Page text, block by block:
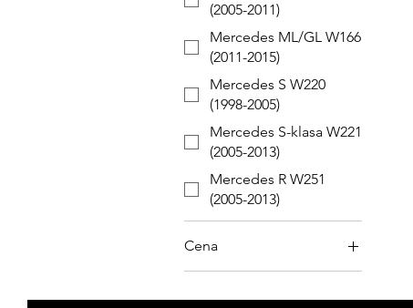
(2005-2011)
Mercedes ML/GL W166
(2011-2015)
Mercedes S W220
(1998-2005)
Mercedes S-klasa W221
(2005-2013)
Mercedes R W251
(2005-2013)
Cena
45 zł 170 zł